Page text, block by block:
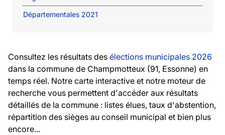
Départementales 2021
Consultez les résultats des élections municipales 2026
dans la commune de Champmotteux (91, Essonne) en
temps réel. Notre carte interactive et notre moteur de
recherche vous permettent d'accéder aux résultats
détaillés de la commune : listes élues, taux d'abstention,
répartition des sièges au conseil municipal et bien plus
encore...